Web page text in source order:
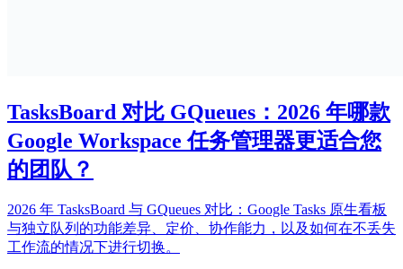
TasksBoard 对比 GQueues：2026 年哪款
Google Workspace 任务管理器更适合您
的团队？
2026 年 TasksBoard 与 GQueues 对比：Google Tasks 原生看板
与独立队列的功能差异、定价、协作能力，以及如何在不丢失
工作流的情况下进行切换。